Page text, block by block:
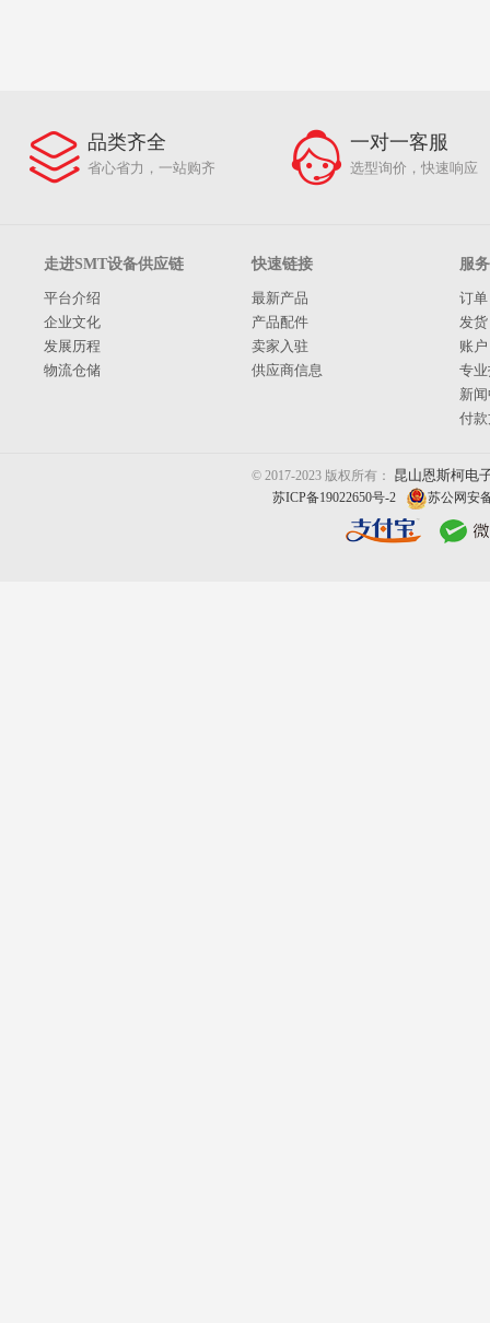
品类齐全
省心省力，一站购齐
一对一客服
选型询价，快速响应
走进SMT设备供应链
平台介绍
企业文化
发展历程
物流仓储
快速链接
最新产品
产品配件
卖家入驻
供应商信息
服务
订
发
账
专
新
付
© 2017-2023 版权所有： 昆山恩斯柯电
苏ICP备19022650号-2 苏公网安